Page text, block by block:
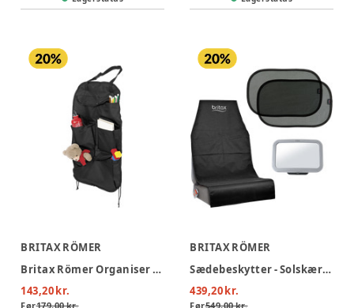
BRITAX RÖMER
Britax Römer Organiser til bilen
143,20 kr.
Før179,00 kr.
BRITAX RÖMER
Sædebeskytter - Solskærm - Babyspejl pakke
439,20 kr.
Før549,00 kr.